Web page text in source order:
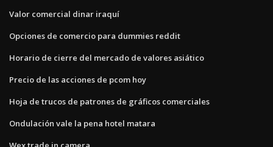
Valor comercial dinar iraquí
Opciones de comercio para dummies reddit
Horario de cierre del mercado de valores asiático
Precio de las acciones de pcom hoy
Hoja de trucos de patrones de gráficos comerciales
Ondulación vale la pena hotel matara